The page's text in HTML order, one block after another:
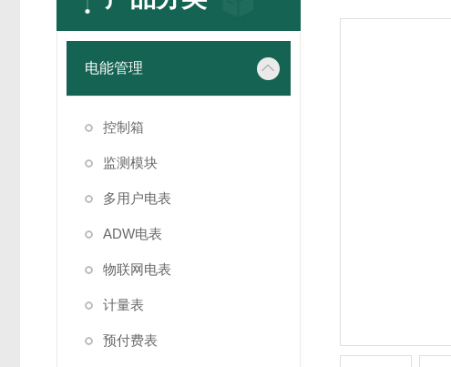
电能管理
控制箱
监测模块
多用户电表
ADW电表
物联网电表
计量表
预付费表